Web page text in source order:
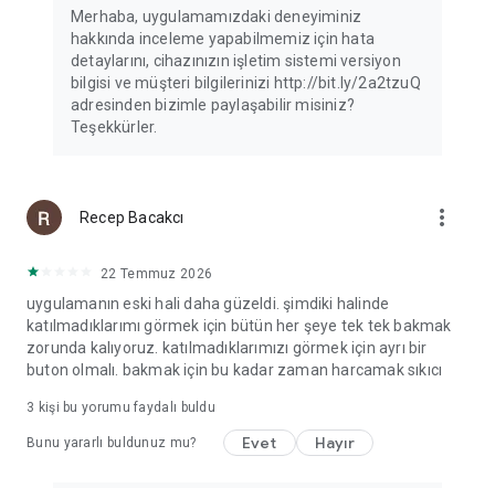
Merhaba, uygulamamızdaki deneyiminiz
hakkında inceleme yapabilmemiz için hata
detaylarını, cihazınızın işletim sistemi versiyon
bilgisi ve müşteri bilgilerinizi http://bit.ly/2a2tzuQ
adresinden bizimle paylaşabilir misiniz?
Teşekkürler.
Recep Bacakcı more_vert
22 Temmuz 2026
uygulamanın eski hali daha güzeldi. şimdiki halinde
katılmadıklarımı görmek için bütün her şeye tek tek bakmak
zorunda kalıyoruz. katılmadıklarımızı görmek için ayrı bir
buton olmalı. bakmak için bu kadar zaman harcamak sıkıcı
3 kişi bu yorumu faydalı buldu
Bunu yararlı buldunuz mu? Evet Hayır